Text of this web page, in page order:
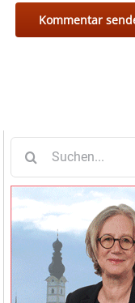
nach: